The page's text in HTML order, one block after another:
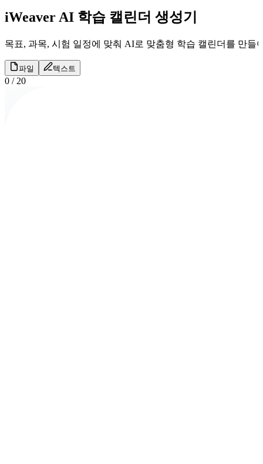
iWeaver AI 학습 캘린더 생성기
목표, 과목, 시험 일정에 맞춰 AI로 맞춤형 학습 캘린더를 만들
파일 텍스트
0 / 20